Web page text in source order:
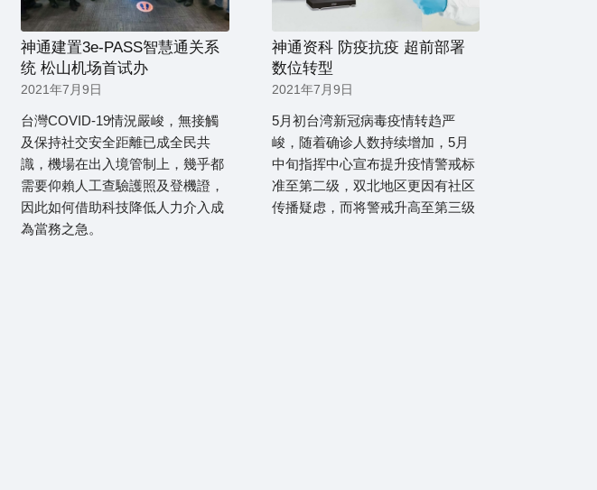
神通建置3e-PASS智慧通关系
统 松山机场首试办
2021年7月9日
台灣COVID-19情況嚴峻，無接觸
及保持社交安全距離已成全民共
識，機場在出入境管制上，幾乎都
需要仰賴人工查驗護照及登機證，
因此如何借助科技降低人力介入成
為當務之急。
神通资科 防疫抗疫 超前部署
数位转型
2021年7月9日
5月初台湾新冠病毒疫情转趋严
峻，随着确诊人数持续增加，5月
中旬指挥中心宣布提升疫情警戒标
准至第二级，双北地区更因有社区
传播疑虑，而将警戒升高至第三级